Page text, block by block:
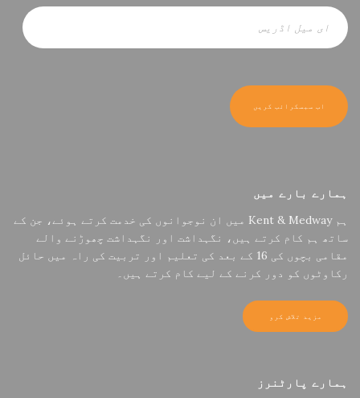
ہمارے بارے میں
ہم Kent & Medway میں ان نوجوانوں کی خدمت کرتے ہوئے، جن کے
ساتھ ہم کام کرتے ہیں، نگہداشت اور نگہداشت چھوڑنے والے
مقامی بچوں کی 16 کے بعد کی تعلیم اور تربیت کی راہ میں حائل
رکاوٹوں کو دور کرنے کے لیے کام کرتے ہیں۔
مزید تلاش کرو
ہمارے پارٹنرز